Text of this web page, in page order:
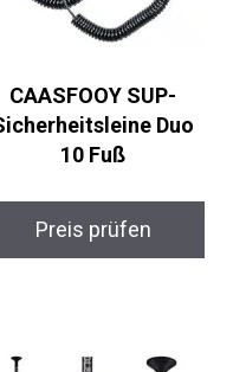
CAASFOOY SUP-
Duo
10 Fuß
Preis prüfen